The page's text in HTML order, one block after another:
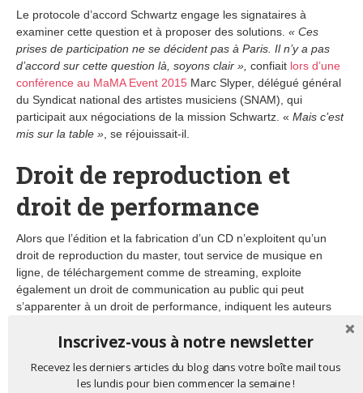
Le protocole d’accord Schwartz engage les signataires à
examiner cette question et à proposer des solutions. « Ces
prises de participation ne se décident pas à Paris. Il n’y a pas
d’accord sur cette question là, soyons clair », confiait lors d’une
conférence au MaMA Event 2015 Marc Slyper, délégué général
du Syndicat national des artistes musiciens (SNAM), qui
participait aux négociations de la mission Schwartz. « Mais c’est
mis sur la table » , se réjouissait-il.
Droit de reproduction et
droit de performance
Alors que l’édition et la fabrication d’un CD n’exploitent qu’un
droit de reproduction du master, tout service de musique en
ligne, de téléchargement comme de streaming, exploite
également un droit de communication au public qui peut
s’apparenter à un droit de performance, indiquent les auteurs
musique en ligne : comme dans le cas de la diffusion de
téléchargement, la part de DRM (droits de reproduction) est en
Inscrivez-vous à notre newsletter
Recevez les derniers articles du blog dans votre boîte mail tous
les lundis pour bien commencer la semaine !